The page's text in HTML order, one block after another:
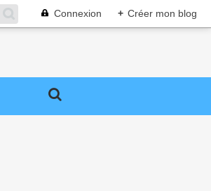
Connexion + Créer mon blog